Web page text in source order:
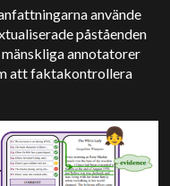
använde
påståenden
mänskliga annotatorer
att faktakontrollera